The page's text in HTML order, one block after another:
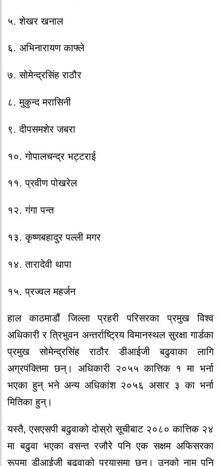
५. शेखर खनाल
६. अभिनारायण काफ्ले
७. सोमेन्द्रसिंह राठौर
८. मुकुन्द मरासिनी
९. दीपसमशेर जबरा
१०. गोपालचन्द्र भट्टराई
११. प्रवीण पोखरेल
१२. गंगा पन्त
१३. कृष्णबहादुर पल्ली मगर
१४. तारादेवी थापा
१५. प्रज्वल महर्जन
हाल काठमाडौं जिल्ला प्रहरी परिसरका प्रमुख विश्व
अधिकारी र त्रिभुवन अन्तर्राष्ट्रिय विमानस्थल सुरक्षा गार्डका
प्रमुख सोमेन्द्रसिंह राठौर डीआईजी बढुवाका लागि
अग्रपंक्तिमा छन्। अधिकारी २०५५ कात्तिक १ मा भर्ना
भएका हुन् भने अन्य अधिकांश २०५६ असार ३ का भर्ना
मितिका हुन्।
यस्तै, एसएसपी बढुवाको दोस्रो सूचीबाट २०८० कात्तिक २४
मा बढुवा भएका वसन्त रजौरे पनि एक सक्षम अफिसरका
रूपमा डीआईजी बढुवाको प्रयासमा छन्। उनको नाम पनि